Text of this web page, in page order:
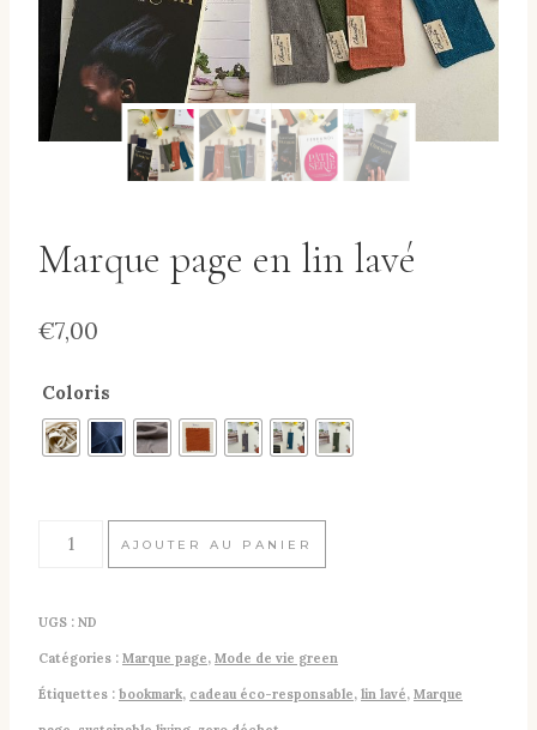
Marque page en lin lavé
€7,00
Coloris
quantité
AJOUTER AU PANIER
UGS : ND
Catégories : Marque page, Mode de vie green
Étiquettes : bookmark, cadeau éco-responsable, lin lavé, Marque